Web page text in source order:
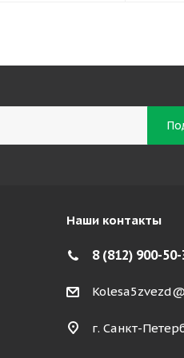
Наши контакты
8 (812) 900-
г. Санкт-